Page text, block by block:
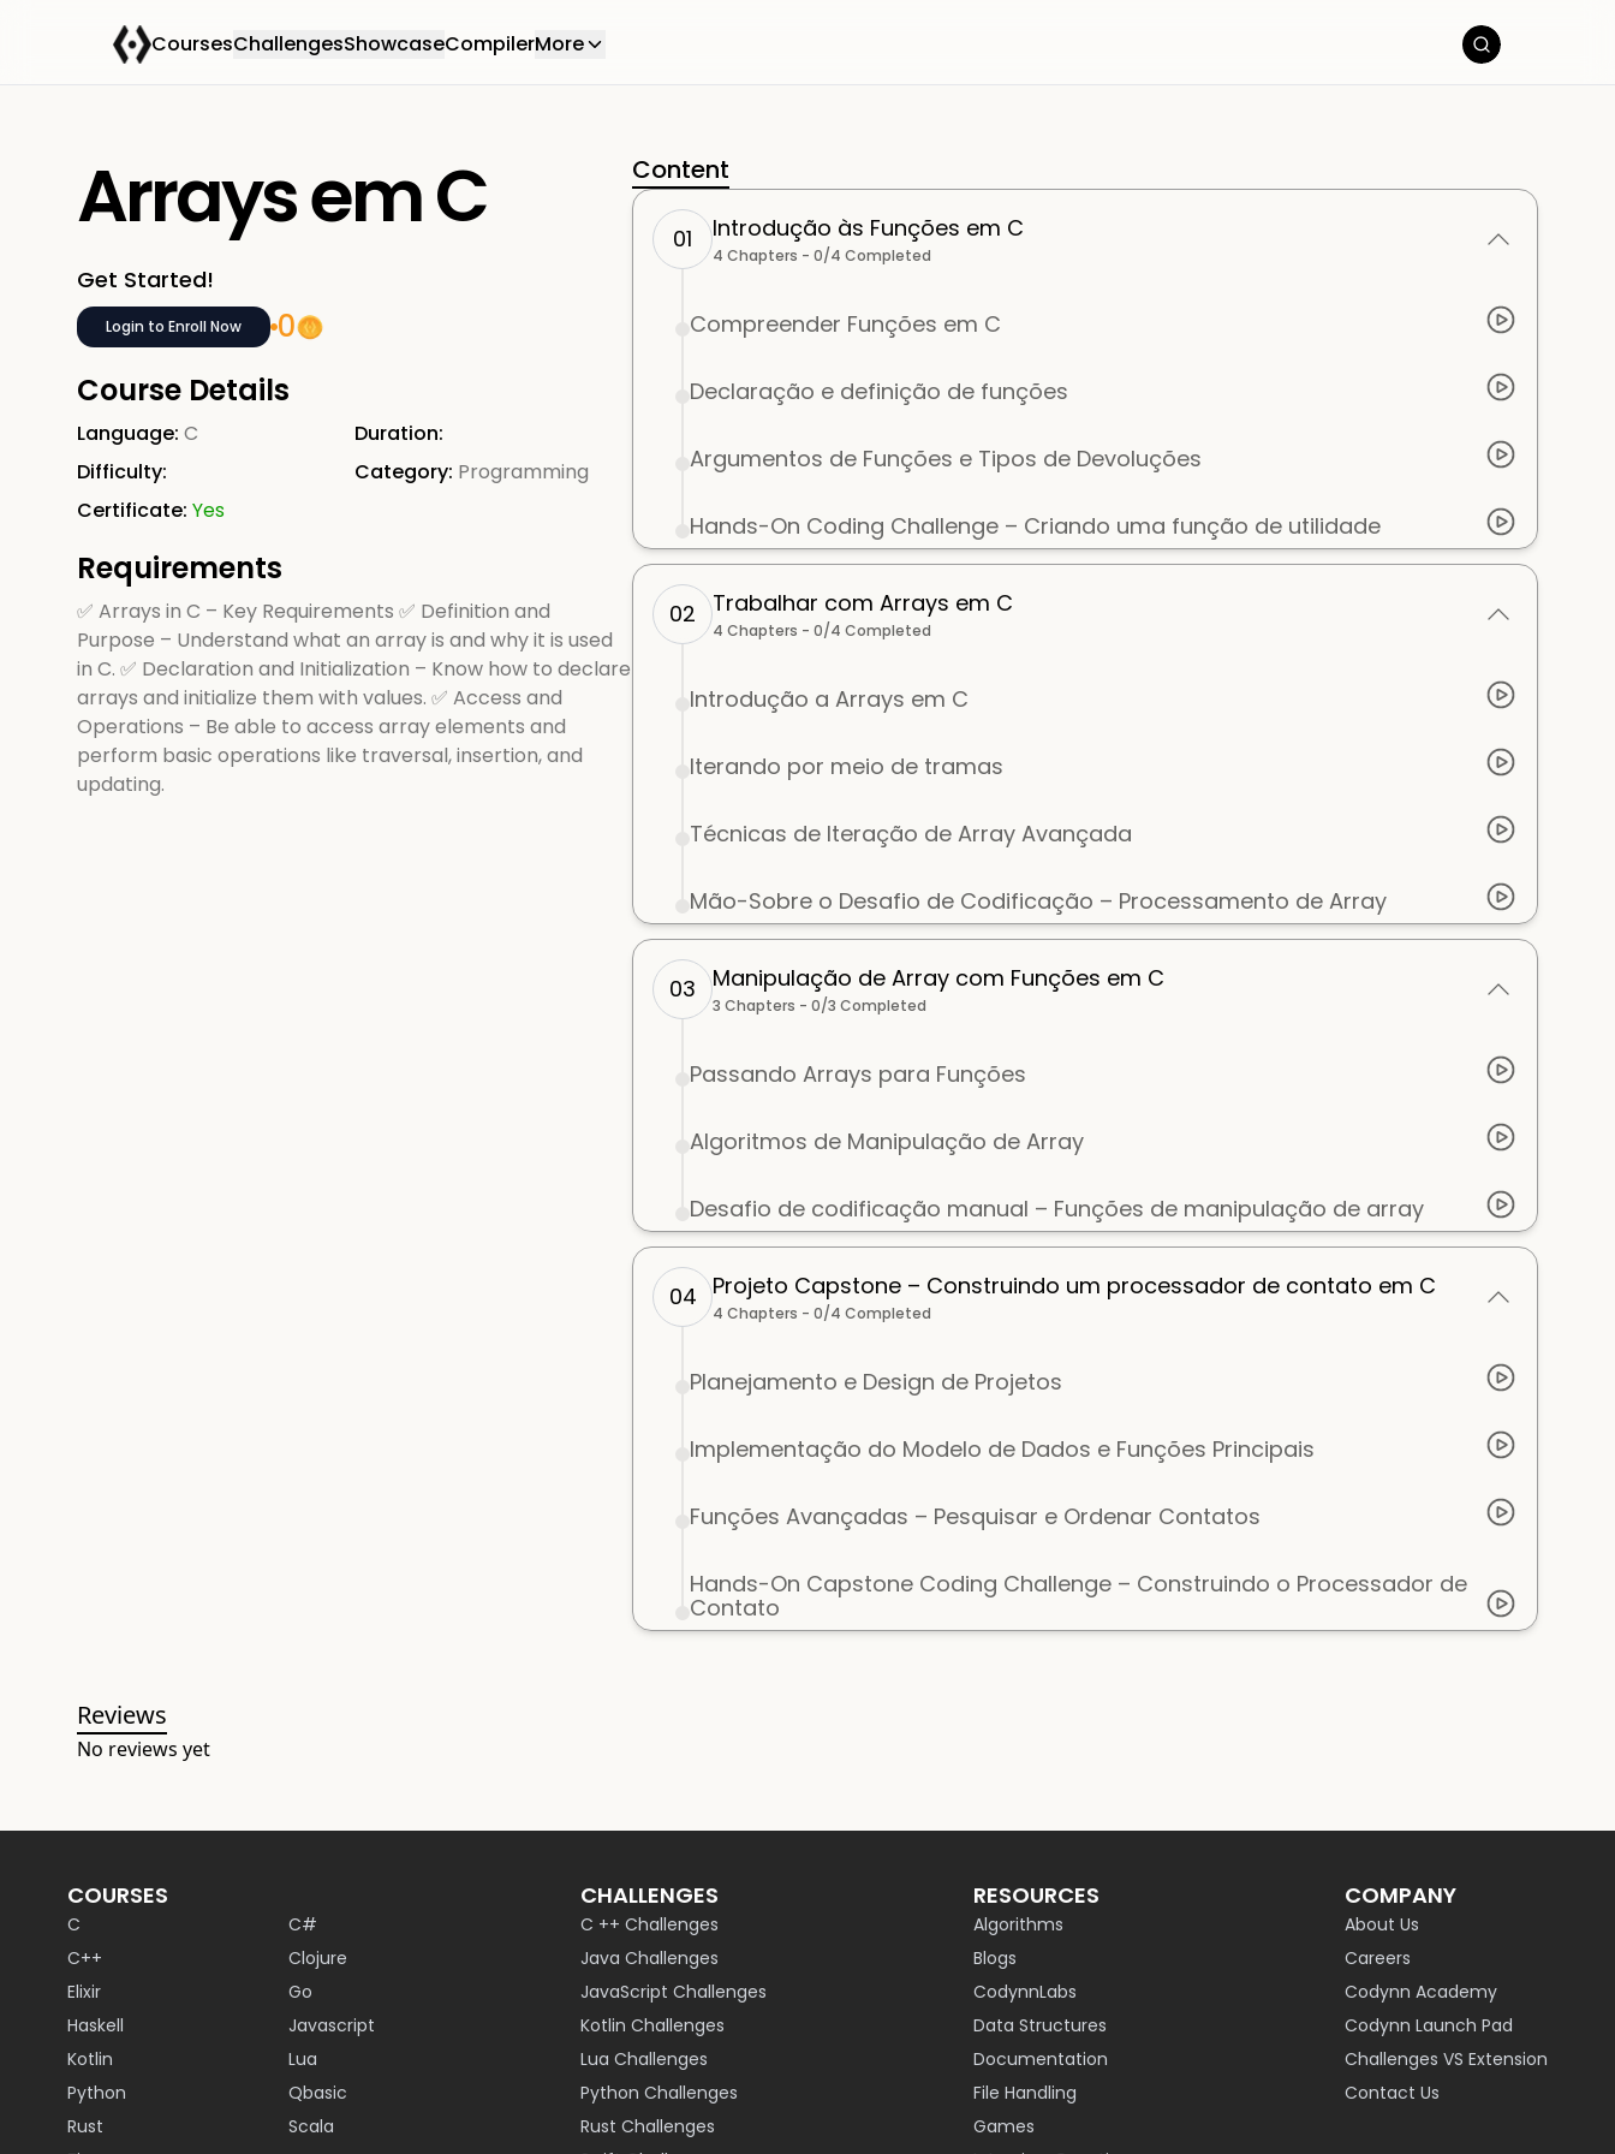
CoursesChallengesShowcaseCompilerMore
Arrays em C
Get Started!
Login to Enroll Now
0
Course Details
Language: C
Duration:
Difficulty:
Category: Programming
Certificate: Yes
Requirements
✅ Arrays in C – Key Requirements ✅ Definition and
Purpose – Understand what an array is and why it is used
in C. ✅ Declaration and Initialization – Know how to declare
arrays and initialize them with values. ✅ Access and
Operations – Be able to access array elements and
perform basic operations like traversal, insertion, and
updating.
Content
01 Introdução às Funções em C
4 Chapters - 0/4 Completed
Compreender Funções em C
Declaração e definição de funções
Argumentos de Funções e Tipos de Devoluções
Hands-On Coding Challenge – Criando uma função de utilidade
02 Trabalhar com Arrays em C
4 Chapters - 0/4 Completed
Introdução a Arrays em C
Iterando por meio de tramas
Técnicas de Iteração de Array Avançada
Mão-Sobre o Desafio de Codificação – Processamento de Array
03 Manipulação de Array com Funções em C
3 Chapters - 0/3 Completed
Passando Arrays para Funções
Algoritmos de Manipulação de Array
Desafio de codificação manual – Funções de manipulação de array
04 Projeto Capstone – Construindo um processador de contato em C
4 Chapters - 0/4 Completed
Planejamento e Design de Projetos
Implementação do Modelo de Dados e Funções Principais
Funções Avançadas – Pesquisar e Ordenar Contatos
Hands-On Capstone Coding Challenge – Construindo o Processador de
Contato
Reviews
No reviews yet
COURSES
C
C#
C++
Clojure
Elixir
Go
Haskell
Javascript
Kotlin
Lua
Python
Qbasic
Rust
Scala
CHALLENGES
C ++ Challenges
Java Challenges
JavaScript Challenges
Kotlin Challenges
Lua Challenges
Python Challenges
Rust Challenges
RESOURCES
Algorithms
Blogs
CodynnLabs
Data Structures
Documentation
File Handling
Games
COMPANY
About Us
Careers
Codynn Academy
Codynn Launch Pad
Challenges VS Extension
Contact Us